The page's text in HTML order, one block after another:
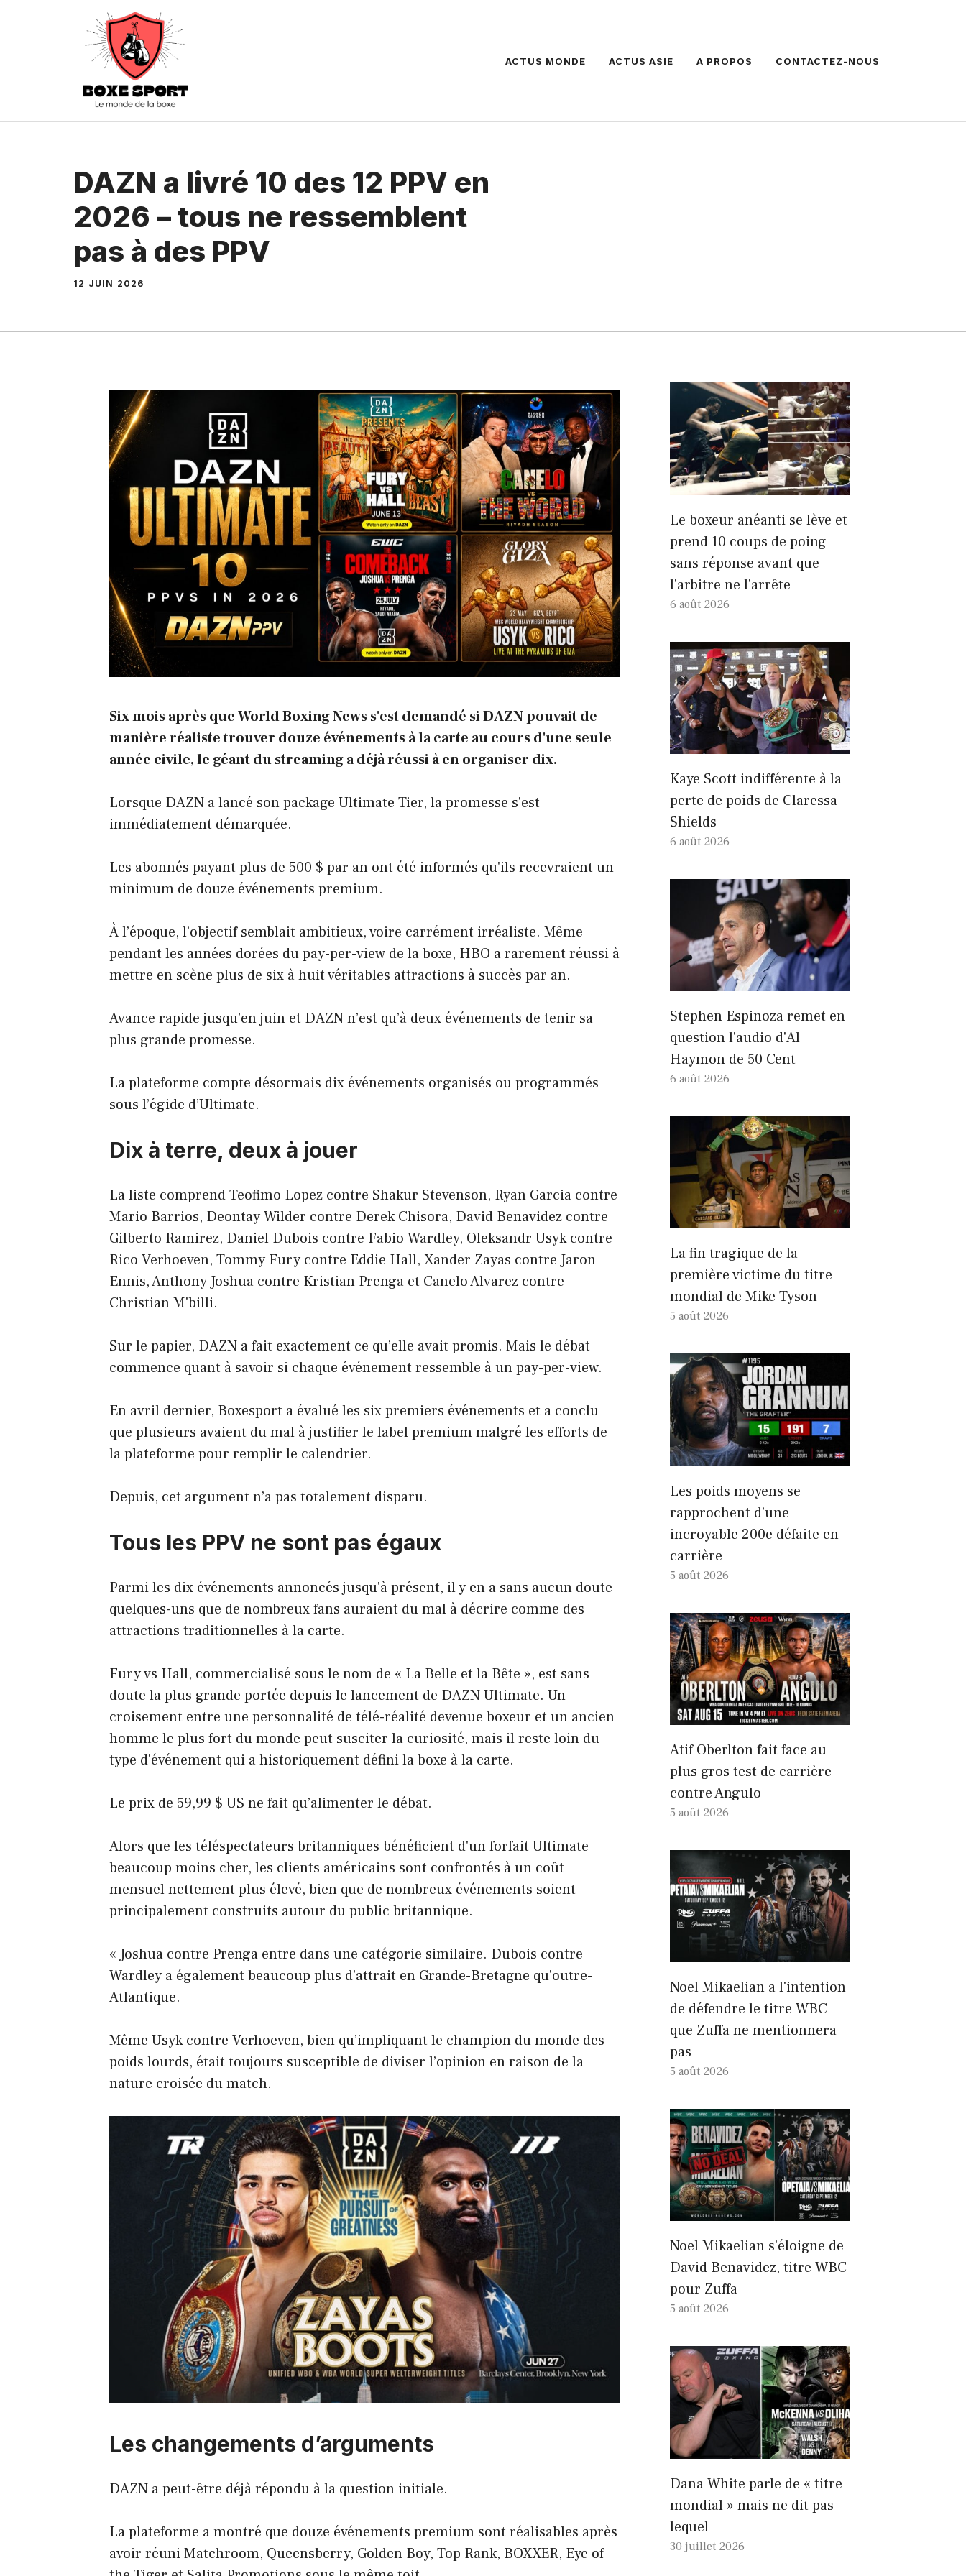
ACTUS MONDE ACTUS ASIE A PROPOS CONTACTEZ-NOUS
DAZN a livré 10 des 12 PPV en
2026 – tous ne ressemblent
pas à des PPV
12 JUIN 2026
Six mois après que World Boxing News s'est demandé si DAZN pouvait de
manière réaliste trouver douze événements à la carte au cours d'une seule
année civile, le géant du streaming a déjà réussi à en organiser dix.
Lorsque DAZN a lancé son package Ultimate Tier, la promesse s'est
immédiatement démarquée.
Les abonnés payant plus de 500 $ par an ont été informés qu'ils recevraient un
minimum de douze événements premium.
À l’époque, l’objectif semblait ambitieux, voire carrément irréaliste. Même
pendant les années dorées du pay-per-view de la boxe, HBO a rarement réussi à
mettre en scène plus de six à huit véritables attractions à succès par an.
Avance rapide jusqu’en juin et DAZN n’est qu’à deux événements de tenir sa
plus grande promesse.
La plateforme compte désormais dix événements organisés ou programmés
sous l’égide d’Ultimate.
Dix à terre, deux à jouer
La liste comprend Teofimo Lopez contre Shakur Stevenson, Ryan Garcia contre
Mario Barrios, Deontay Wilder contre Derek Chisora, David Benavidez contre
Gilberto Ramirez, Daniel Dubois contre Fabio Wardley, Oleksandr Usyk contre
Rico Verhoeven, Tommy Fury contre Eddie Hall, Xander Zayas contre Jaron
Ennis, Anthony Joshua contre Kristian Prenga et Canelo Alvarez contre
Christian M'billi.
Sur le papier, DAZN a fait exactement ce qu’elle avait promis. Mais le débat
commence quant à savoir si chaque événement ressemble à un pay-per-view.
En avril dernier, Boxesport a évalué les six premiers événements et a conclu
que plusieurs avaient du mal à justifier le label premium malgré les efforts de
la plateforme pour remplir le calendrier.
Depuis, cet argument n’a pas totalement disparu.
Tous les PPV ne sont pas égaux
Parmi les dix événements annoncés jusqu'à présent, il y en a sans aucun doute
quelques-uns que de nombreux fans auraient du mal à décrire comme des
attractions traditionnelles à la carte.
Fury vs Hall, commercialisé sous le nom de « La Belle et la Bête », est sans
doute la plus grande portée depuis le lancement de DAZN Ultimate. Un
croisement entre une personnalité de télé-réalité devenue boxeur et un ancien
homme le plus fort du monde peut susciter la curiosité, mais il reste loin du
type d'événement qui a historiquement défini la boxe à la carte.
Le prix de 59,99 $ US ne fait qu’alimenter le débat.
Alors que les téléspectateurs britanniques bénéficient d'un forfait Ultimate
beaucoup moins cher, les clients américains sont confrontés à un coût
mensuel nettement plus élevé, bien que de nombreux événements soient
principalement construits autour du public britannique.
« Joshua contre Prenga entre dans une catégorie similaire. Dubois contre
Wardley a également beaucoup plus d'attrait en Grande-Bretagne qu'outre-
Atlantique.
Même Usyk contre Verhoeven, bien qu’impliquant le champion du monde des
poids lourds, était toujours susceptible de diviser l’opinion en raison de la
nature croisée du match.
Les changements d’arguments
DAZN a peut-être déjà répondu à la question initiale.
La plateforme a montré que douze événements premium sont réalisables après
avoir réuni Matchroom, Queensberry, Golden Boy, Top Rank, BOXXER, Eye of
Le boxeur anéanti se lève et
prend 10 coups de poing
sans réponse avant que
l'arbitre ne l'arrête
6 août 2026
Kaye Scott indifférente à la
perte de poids de Claressa
Shields
6 août 2026
Stephen Espinoza remet en
question l'audio d'Al
Haymon de 50 Cent
6 août 2026
La fin tragique de la
première victime du titre
mondial de Mike Tyson
5 août 2026
Les poids moyens se
rapprochent d’une
incroyable 200e défaite en
carrière
5 août 2026
Atif Oberlton fait face au
plus gros test de carrière
contre Angulo
5 août 2026
Noel Mikaelian a l'intention
de défendre le titre WBC
que Zuffa ne mentionnera
pas
5 août 2026
Noel Mikaelian s'éloigne de
David Benavidez, titre WBC
pour Zuffa
5 août 2026
Dana White parle de « titre
mondial » mais ne dit pas
lequel
30 juillet 2026